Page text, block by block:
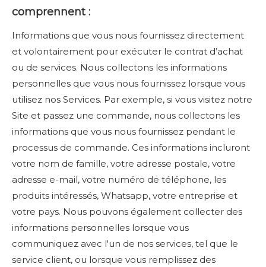
comprennent :
Informations que vous nous fournissez directement
et volontairement pour exécuter le contrat d’achat
ou de services. Nous collectons les informations
personnelles que vous nous fournissez lorsque vous
utilisez nos Services. Par exemple, si vous visitez notre
Site et passez une commande, nous collectons les
informations que vous nous fournissez pendant le
processus de commande. Ces informations incluront
votre nom de famille, votre adresse postale, votre
adresse e-mail, votre numéro de téléphone, les
produits intéressés, Whatsapp, votre entreprise et
votre pays. Nous pouvons également collecter des
informations personnelles lorsque vous
communiquez avec l'un de nos services, tel que le
service client, ou lorsque vous remplissez des